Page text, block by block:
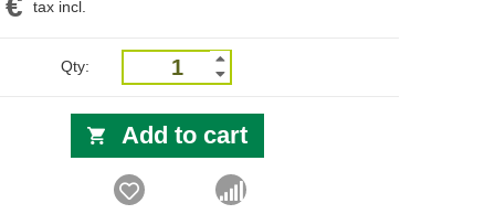
tax incl.
Qty:
Add to cart